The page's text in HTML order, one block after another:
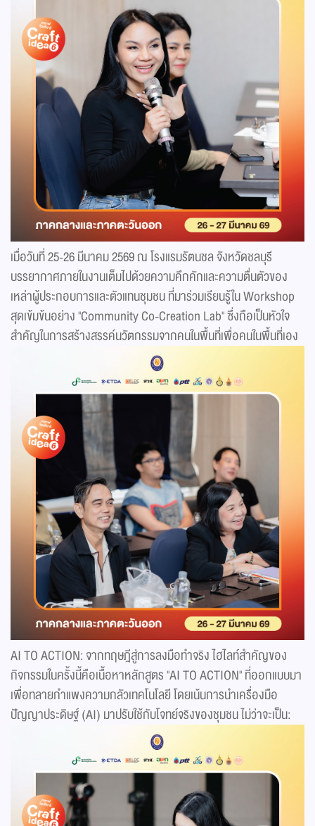
เมื่อวันที่ 25-26 มีนาคม 2569 ณ โรงแรมรัตนชล จังหวัดชลบุรี
บรรยากาศภายในงานเต็มไปด้วยความคึกคักและความตื่นตัวของ
เหล่าผู้ประกอบการและตัวแทนชุมชน ที่มาร่วมเรียนรู้ใน Workshop
สุดเข้มข้นอย่าง "Community Co-Creation Lab" ซึ่งถือเป็นหัวใจ
สำคัญในการสร้างสรรค์นวัตกรรมจากคนในพื้นที่เพื่อคนในพื้นที่เอง
AI TO ACTION: จากทฤษฎีสู่การลงมือทำจริง ไฮไลท์สำคัญของ
กิจกรรมในครั้งนี้คือเนื้อหาหลักสูตร "AI TO ACTION" ที่ออกแบบมา
เพื่อทลายกำแพงความกลัวเทคโนโลยี โดยเน้นการนำเครื่องมือ
ปัญญาประดิษฐ์ (AI) มาปรับใช้กับโจทย์จริงของชุมชน ไม่ว่าจะเป็น: